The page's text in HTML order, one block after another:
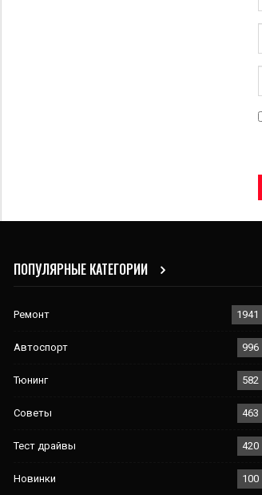
ПОПУЛЯРНЫЕ КАТЕГОРИИ
Ремонт 1941
Автоспорт 996
Тюнинг 582
Советы 463
Тест драйвы 420
Новинки 100